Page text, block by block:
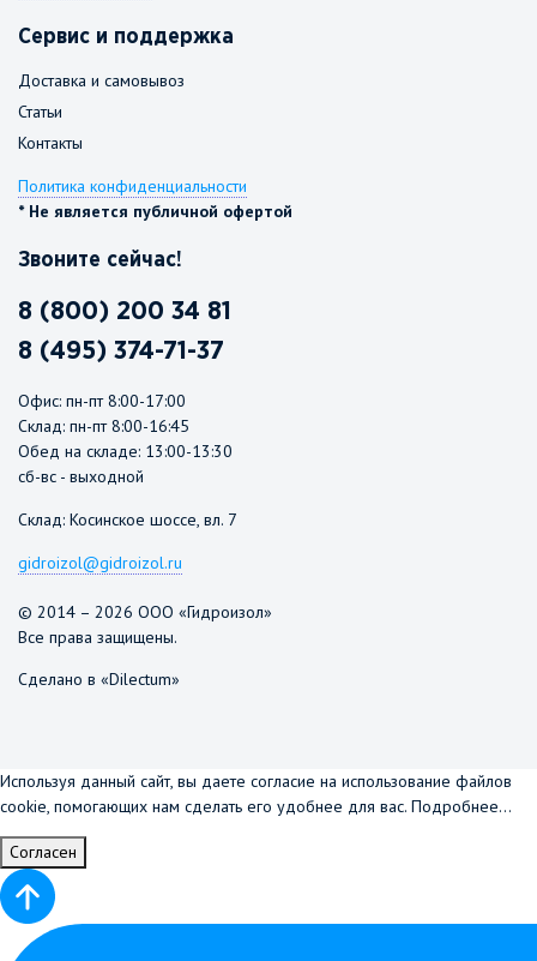
Сервис и поддержка
Доставка и самовывоз
Статьи
Контакты
Политика конфиденциальности
* Не является публичной офертой
Звоните сейчас!
8 (800) 200 34 81
8 (495) 374-71-37
Офис: пн-пт 8:00-17:00
Склад: пн-пт 8:00-16:45
Обед на складе: 13:00-13:30
сб-вс - выходной
Склад: Косинское шоссе, вл. 7
gidroizol@gidroizol.ru
© 2014 – 2026 ООО «Гидроизол»
Все права защищены.
Сделано в «Dilectum»
Используя данный сайт, вы даете согласие на использование файлов
cookie, помогающих нам сделать его удобнее для вас. Подробнее...
Согласен